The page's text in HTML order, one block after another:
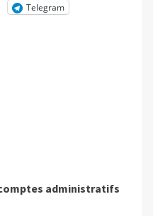
Telegram
administratifs